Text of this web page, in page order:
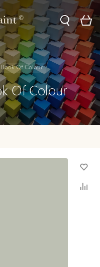
Book Of Colour
Of Colour